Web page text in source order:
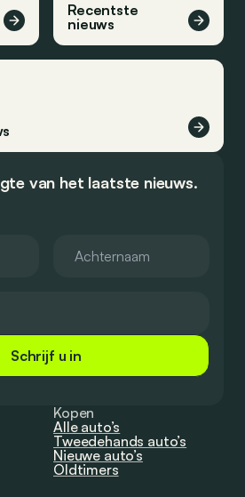
Recentste
nieuws
van het laatste nieuws.
Schrijf u in
Kopen
Alle auto’s
Tweedehands auto’s
Nieuwe auto’s
Oldtimers